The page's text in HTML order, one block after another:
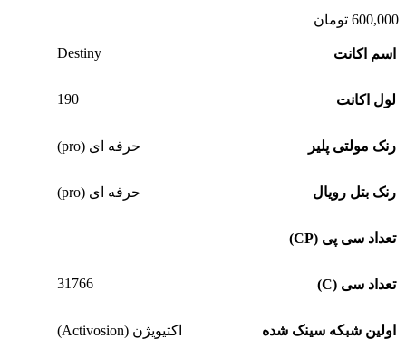
600,000 تومان
اسم اکانت Destiny
لول اکانت 190
رنک مولتی پلیر حرفه ای (pro)
رنک بتل رویال حرفه ای (pro)
تعداد سی پی (CP)
تعداد سی (C) 31766
اولین شبکه سینک شده اکتیویژن (Activosion)